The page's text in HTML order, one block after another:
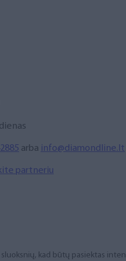
arba info@diamondline.lt
partneriu
kad būtų pasiektas